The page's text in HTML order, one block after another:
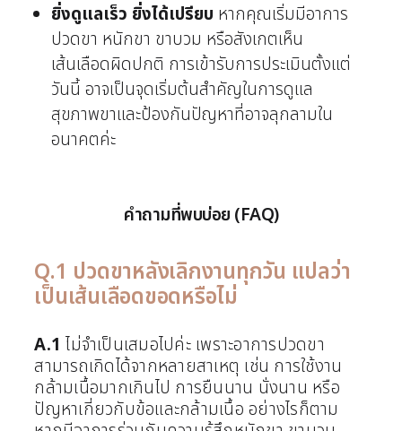
ยิ่งดูแลเร็ว ยิ่งได้เปรียบ หากคุณเริ่มมีอาการ
ปวดขา หนักขา ขาบวม หรือสังเกตเห็น
เส้นเลือดผิดปกติ การเข้ารับการประเมินตั้งแต่
วันนี้ อาจเป็นจุดเริ่มต้นสำคัญในการดูแล
สุขภาพขาและป้องกันปัญหาที่อาจลุกลามใน
อนาคตค่ะ
คำถามที่พบบ่อย (FAQ)
Q.1 ปวดขาหลังเลิกงานทุกวัน แปลว่า
เป็นเส้นเลือดขอดหรือไม่
A.1 ไม่จำเป็นเสมอไปค่ะ เพราะอาการปวดขา
สามารถเกิดได้จากหลายสาเหตุ เช่น การใช้งาน
กล้ามเนื้อมากเกินไป การยืนนาน นั่งนาน หรือ
ปัญหาเกี่ยวกับข้อและกล้ามเนื้อ อย่างไรก็ตาม